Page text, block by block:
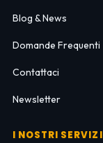
Blog & News
Domande Frequenti
Contattaci
Newsletter
I NOSTRI SERVIZI